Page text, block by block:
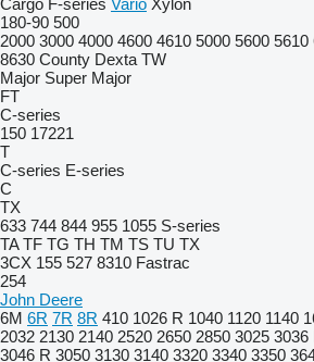
Cargo F-series Vario Xylon
180-90 500
2000 3000 4000 4600 4610 5000 5600 5610
8630 County Dexta TW
Major Super Major
FT
C-series
150 17221
T
C-series E-series
C
TX
633 744 844 955 1055 S-series
TA TF TG TH TM TS TU TX
3CX 155 527 8310 Fastrac
254
John Deere
6M 6R 7R 8R 410 1026 R 1040 1120 1140
2032 2130 2140 2520 2650 2850 3025 3036
3046 R 3050 3130 3140 3320 3340 3350